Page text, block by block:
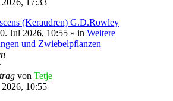
17:33
(Keraudren) G.D.Rowley
Jul 2026, 10:55 » in Weitere
und Zwiebelpflanzen
von Tetje
10:55